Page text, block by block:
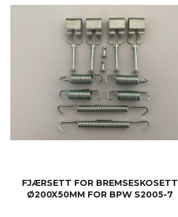
FJÆRSETT FOR BREMSESKOSETT
Ø200X50MM FOR BPW S2005-7